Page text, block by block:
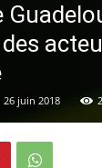
26 juin 2018